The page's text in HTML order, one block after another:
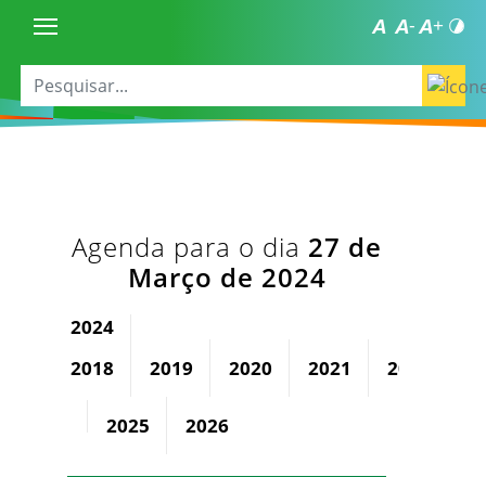
Agenda para o dia 27 de
Março de 2024
2024
2018
2019 2020 2021 2022
2025 2026